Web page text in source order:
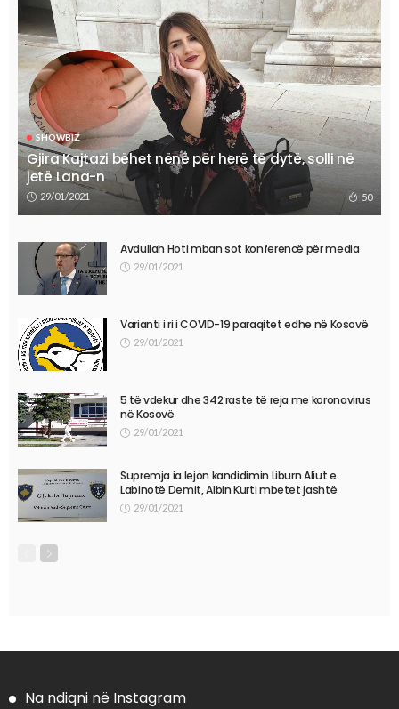
SHOWBIZ
Gjira Kajtazi bëhet nënë për herë të dytë, solli në
jetë Lana-n
29/01/2021 50
Avdullah Hoti mban sot konferencë për media
29/01/2021
Varianti i ri i COVID-19 paraqitet edhe në Kosovë
29/01/2021
5 të vdekur dhe 342 raste të reja me koronavirus
në Kosovë
29/01/2021
Supremja ia lejon kandidimin Liburn Aliut e
Labinotë Demit, Albin Kurti mbetet jashtë
29/01/2021
Na ndiqni në Instagram